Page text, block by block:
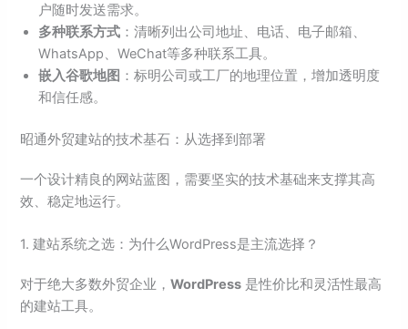
户随时发送需求。
多种联系方式 ：清晰列出公司地址、电话、电子邮箱、
WhatsApp、WeChat等多种联系工具。
嵌入谷歌地图 ：标明公司或工厂的地理位置，增加透明度
和信任感。
昭通外贸建站的技术基石：从选择到部署
一个设计精良的网站蓝图，需要坚实的技术基础来支撑其高
效、稳定地运行。
1. 建站系统之选：为什么WordPress是主流选择？
对于绝大多数外贸企业，WordPress 是性价比和灵活性最高
的建站工具。